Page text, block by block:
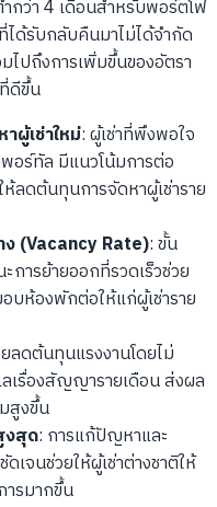
กว่า 4 เดือนสำหรับพอร์ตโฟ
ด้รับกลับคืนมาไม่ได้จำกัด
ไปถึงการเพิ่มขึ้นของอัตรา
ดีขึ้น
ผู้เช่าใหม่: ผู้เช่าที่พึงพอใจ
อร์ทัล มีแนวโน้มการต่อ
ดต้นทุนการจัดหาผู้เช่าราย
(Vacancy Rate): ขั้น
ารย้ายออกที่รวดเร็วช่วย
บห้องพักต่อให้แก่ผู้เช่าราย
ลดต้นทุนแรงงานโดยไม่
รื่องสัญญารายเดือน ส่งผล
สูงขึ้น
งสุด: การแก้ปัญหาและ
เจนช่วยให้ผู้เช่าต่างชาติให้
ารมากขึ้น